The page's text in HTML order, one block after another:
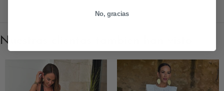
Nuestras clientas también han visto
No, gracias